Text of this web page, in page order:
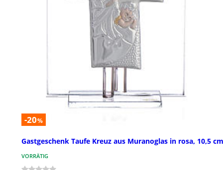
-20%
Gastgeschenk Taufe Kreuz aus Muranoglas in rosa, 10,5 cm
VORRÄTIG